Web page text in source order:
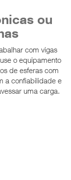
ou
com vigas
o equipamento
de esferas com
a confiabilidade e
uma carga.